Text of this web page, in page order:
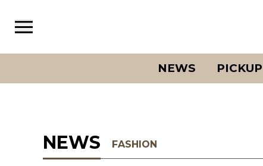
NEWS PICKUP
NEWS FASHION